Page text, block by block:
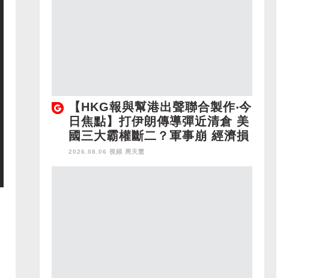
【HKG報與幫港出聲聯合製作‧今
日焦點】打伊朗傳導彈近清倉 美
國三大霸權斷二？軍事崩 經濟損
2026.08.06 視頻 周天慧